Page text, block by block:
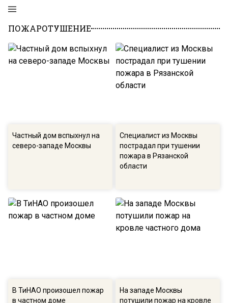
ПОЖАРОТУШЕНИЕ
Частный дом вспыхнул на
северо-западе Москвы
Специалист из Москвы
пострадал при тушении
пожара в Рязанской
области
В ТиНАО произошел пожар
в частном доме
На западе Москвы
потушили пожар на кровле